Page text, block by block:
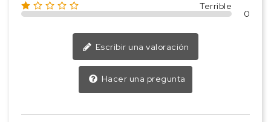
Terrible
0
Escribir una valoración
Hacer una pregunta